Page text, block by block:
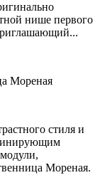
нише первого
Мореная
стиля и
Мореная.